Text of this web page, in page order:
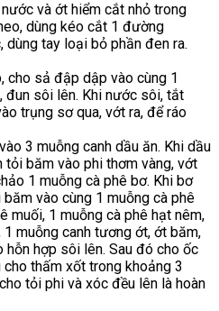
và ớt hiểm cắt nhỏ trong
dùng kéo cắt 1 đường
dùng tay loại bỏ phần đen ra.
cho sả đập dập vào cùng 1
đun sôi lên. Khi nước sôi, tắt
trụng sơ qua, vớt ra, để ráo
3 muỗng canh dầu ăn. Khi dầu
tỏi băm vào phi thơm vàng, vớt
1 muỗng cà phê bơ. Khi bơ
vào cùng 1 muỗng cà phê
muối, 1 muỗng cà phê hạt nêm,
1 muỗng canh tương ớt, ớt băm,
hỗn hợp sôi lên. Sau đó cho ốc
thấm xốt trong khoảng 3
tỏi phi và xóc đều lên là hoàn